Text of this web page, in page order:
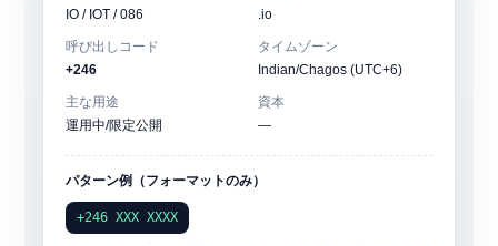
IO / IOT / 086
.io
呼び出しコード
+246
タイムゾーン
Indian/Chagos (UTC+6)
主な用途
運用中/限定公開
資本
—
パターン例（フォーマットのみ）
+246 XXX XXXX